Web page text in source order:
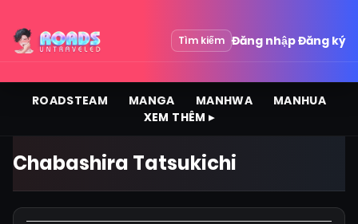
Tìm kiếm Đăng nhậpĐăng ký
ROADSTEAM MANGA MANHWA
MANHUA
XEM THÊM ▸
Chabashira Tatsukichi